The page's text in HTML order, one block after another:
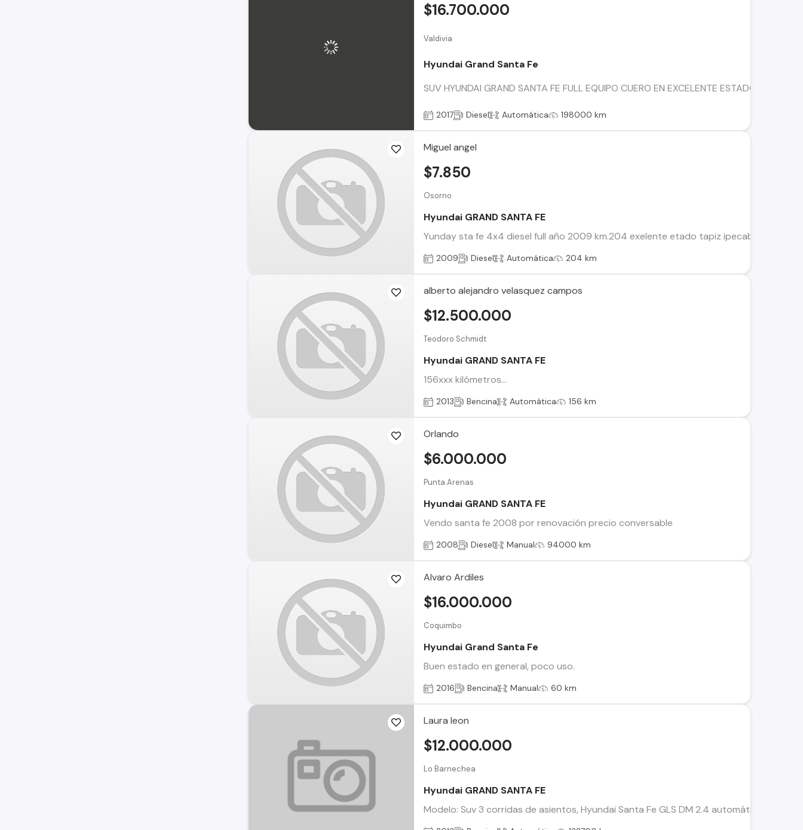
Valdivia
Hyundai Grand Santa Fe
SUV HYUNDAI GRAND SANTA FE FULL EQUIPO CUERO EN EXCELENTE ESTADO DIESEL
$16.700.000
2017 Diesel Automática 198000 km
Miguel angel
Osorno
Hyundai GRAND SANTA FE
Yunday sta fe 4x4 diesel full año 2009 km.204 exelente etado tapiz ipecable
$7.850
2009 Diesel Automática 204 km
alberto alejandro velasquez campos
Teodoro Schmidt
Hyundai GRAND SANTA FE
156xxx kilómetros...
$12.500.000
2013 Bencina Automática 156 km
Orlando
Punta Arenas
Hyundai GRAND SANTA FE
Vendo santa fe 2008 por renovación precio conversable
$6.000.000
2008 Diesel Manual 94000 km
Alvaro Ardiles
Coquimbo
Hyundai Grand Santa Fe
Buen estado en general, poco uso.
$16.000.000
2016 Bencina Manual 60 km
Laura leon
Lo Barnechea
Hyundai GRAND SANTA FE
Modelo: Suv 3 corridas de asientos, Hyundai Santa Fe GLS DM 2.4 automática año
$12.000.000